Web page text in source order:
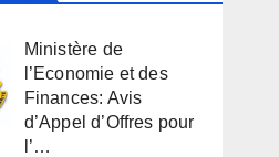
Ministère de
l’Economie et des
Finances: Avis
d’Appel d’Offres pour
l’…